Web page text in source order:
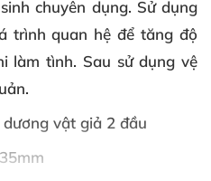
chuyên dụng. Sử dụng
trình quan hệ để tăng độ
làm tình. Sau sử dụng vệ
vật giả 2 đầu